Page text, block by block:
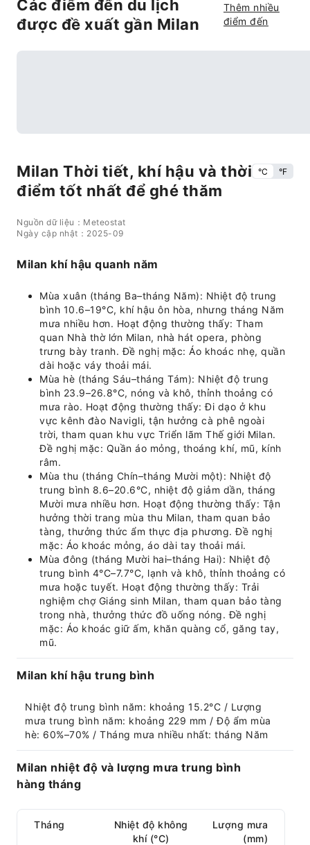
Các điểm đến du lịch
được đề xuất gần Milan
Thêm nhiều
điểm đến
Milan Thời tiết, khí hậu và thời
điểm tốt nhất để ghé thăm
°C °F
Nguồn dữ liệu：Meteostat
Ngày cập nhật：2025-09
Milan khí hậu quanh năm
Mùa xuân (tháng Ba–tháng Năm): Nhiệt độ trung
bình 10.6–19°C, khí hậu ôn hòa, nhưng tháng Năm
mưa nhiều hơn. Hoạt động thường thấy: Tham
quan Nhà thờ lớn Milan, nhà hát opera, phòng
trưng bày tranh. Đề nghị mặc: Áo khoác nhẹ, quần
dài hoặc váy thoải mái.
Mùa hè (tháng Sáu–tháng Tám): Nhiệt độ trung
bình 23.9–26.8°C, nóng và khô, thỉnh thoảng có
mưa rào. Hoạt động thường thấy: Đi dạo ở khu
vực kênh đào Navigli, tận hưởng cà phê ngoài
trời, tham quan khu vực Triển lãm Thế giới Milan.
Đề nghị mặc: Quần áo mỏng, thoáng khí, mũ, kính
râm.
Mùa thu (tháng Chín–tháng Mười một): Nhiệt độ
trung bình 8.6–20.6°C, nhiệt độ giảm dần, tháng
Mười mưa nhiều hơn. Hoạt động thường thấy: Tận
hưởng thời trang mùa thu Milan, tham quan bảo
tàng, thưởng thức ẩm thực địa phương. Đề nghị
mặc: Áo khoác mỏng, áo dài tay thoải mái.
Mùa đông (tháng Mười hai–tháng Hai): Nhiệt độ
trung bình 4°C–7.7°C, lạnh và khô, thỉnh thoảng có
mưa hoặc tuyết. Hoạt động thường thấy: Trải
nghiệm chợ Giáng sinh Milan, tham quan bảo tàng
trong nhà, thưởng thức đồ uống nóng. Đề nghị
mặc: Áo khoác giữ ấm, khăn quàng cổ, găng tay,
mũ.
Milan khí hậu trung bình
Nhiệt độ trung bình năm: khoảng 15.2°C / Lượng
mưa trung bình năm: khoảng 229 mm / Độ ẩm mùa
hè: 60%–70% / Tháng mưa nhiều nhất: tháng Năm
Milan nhiệt độ và lượng mưa trung bình
hàng tháng
Tháng
Nhiệt độ không
khí (°C)
Lượng mưa
(mm)